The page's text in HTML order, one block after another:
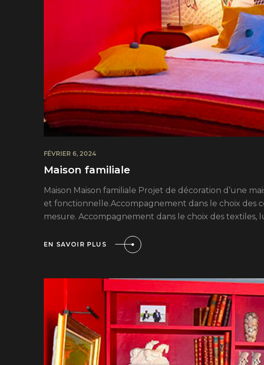
FÉVRIER 6, 2024
Maison familiale
Maison Maison familiale Projet de décoration d’une
et fonctionnelle.Accompagnement dans le choix des
mesure. Accompagnement dans le choix des textiles,
EN SAVOIR PLUS